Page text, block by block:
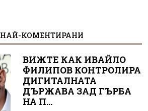
НАЙ-КОМЕНТИРАНИ
ВИЖТЕ КАК ИВАЙЛО
ФИЛИПОВ КОНТРОЛИРА
ДИГИТАЛНАТА
ДЪРЖАВА ЗАД ГЪРБА
НА П...